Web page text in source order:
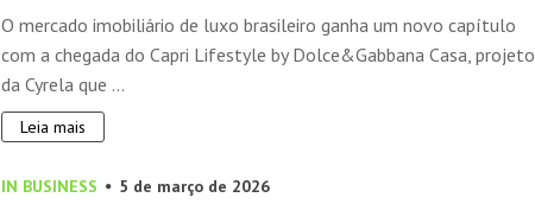
O mercado imobiliário de luxo brasileiro ganha um novo capítulo
com a chegada do Capri Lifestyle by Dolce&Gabbana Casa, projeto
da Cyrela que ...
Leia mais
IN BUSINESS 5 de março de 2026